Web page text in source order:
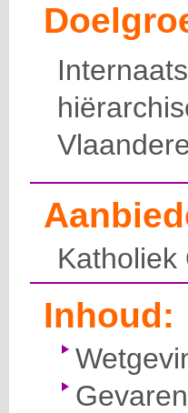
Katholiek
Inhoud: